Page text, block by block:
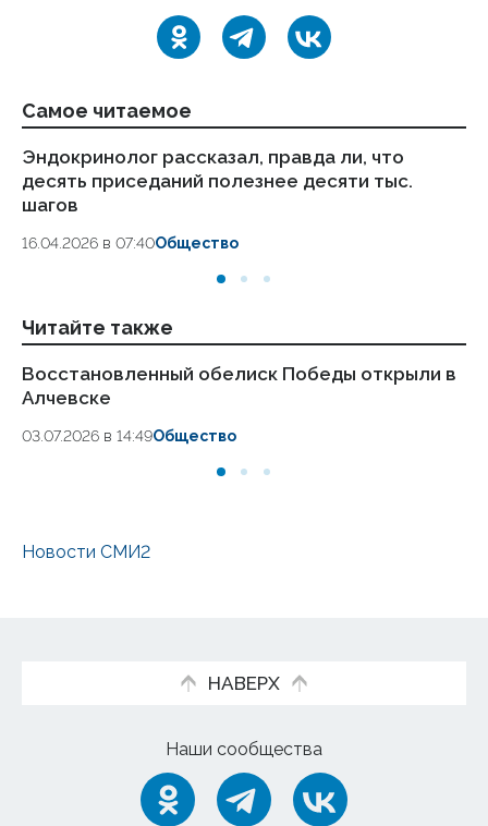
Самое читаемое
Эндокринолог рассказал, правда ли, что
десять приседаний полезнее десяти тыс.
шагов
16.04.2026 в 07:40Общество
Читайте также
Восстановленный обелиск Победы открыли в
Алчевске
03.07.2026 в 14:49Общество
Новости СМИ2
НАВЕРХ
Наши сообщества